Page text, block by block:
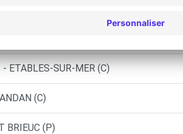
ETABLES-SUR-MER (C)
(C)
BRIEUC (P)